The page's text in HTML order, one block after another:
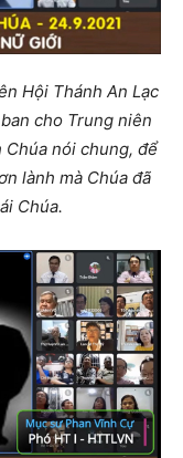
Hội Thánh An Lạc
cho Trung niên
Chúa nói chung, để
lành mà Chúa đã
Chúa.